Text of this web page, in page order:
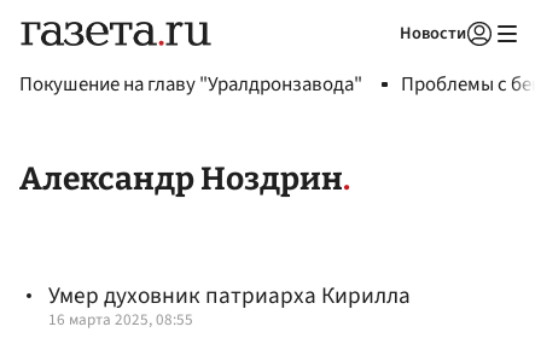
Новости
Покушение на главу "Уралдронзавода" Проблемы с
Александр Ноздрин
Умер духовник патриарха Кирилла
16 марта 2025, 08:55